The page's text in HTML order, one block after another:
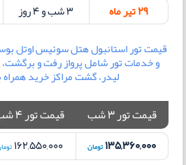
29 تیر ماه 3 شب و 4 روز
و خدمات تور شامل پرواز رفت و برگشت،
لیدر، گشت مراکز خرید همراه
قیمت تور 3 شب قیمت تور 4 شب
135,360,000 تومان 162,550,000